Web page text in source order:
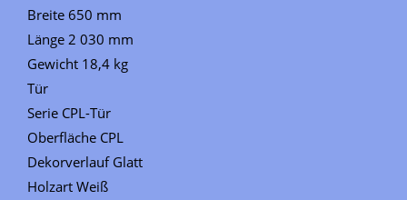
Breite 650 mm
Länge 2 030 mm
Gewicht 18,4 kg
Tür
Serie CPL-Tür
Oberfläche CPL
Dekorverlauf Glatt
Holzart Weiß